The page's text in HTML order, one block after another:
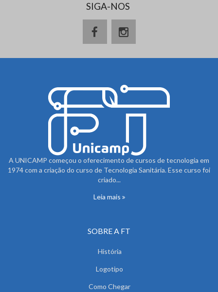
SIGA-NOS
A UNICAMP começou o oferecimento de cursos de tecnologia em
1974 com a criação do curso de Tecnologia Sanitária. Esse curso foi
criado...
Leia mais
SOBRE A FT
História
Logotipo
Como Chegar